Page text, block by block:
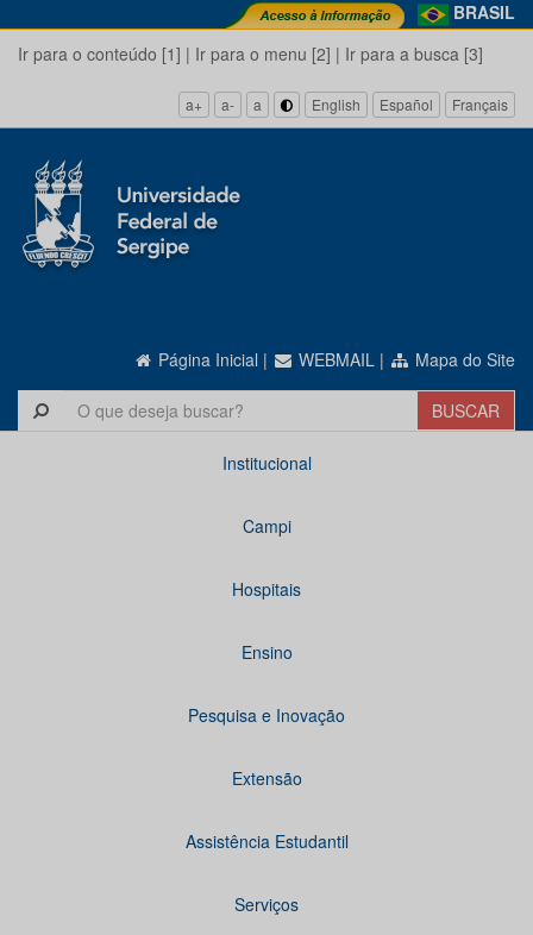
BRASIL
Ir para o conteúdo [1] | Ir para o menu [2] | Ir para a busca [3]
a+ a- a English Español Français
Página Inicial | WEBMAIL | Mapa do Site
Institucional
Campi
Hospitais
Ensino
Pesquisa e Inovação
Extensão
Assistência Estudantil
Serviços